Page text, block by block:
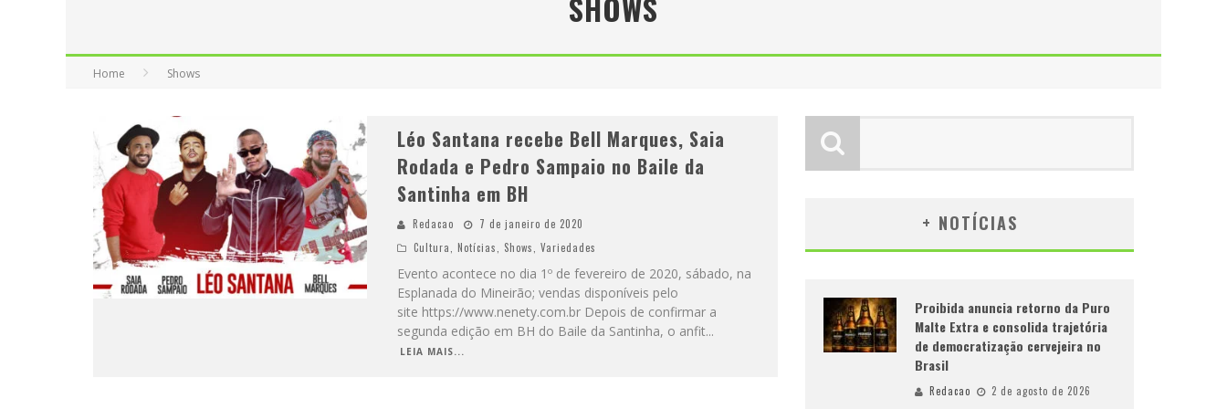
D
ESIGNER MINEIRA LANÇA JOGO EDUCATIVO SOBRE COLETA SELETIVA NA MAIOR FEIRA DE JOGOS DE TABULEIRO DA AMÉRICA LATINA
P
ROIBIDA ANUNCIA RETORNO DA PURO MALTE EXTRA E CONSOLIDA TRAJETÓRIA DE DEMOCRATIZAÇÃO CERVEJEIRA NO BRASIL
SHOWS
Home Shows
Léo Santana recebe Bell Marques, Saia
Rodada e Pedro Sampaio no Baile da
Santinha em BH
Redacao
7 de janeiro de 2020
Cultura
Notícias Shows Variedades
Evento acontece no dia 1º de fevereiro de 2020, sábado, na
Esplanada do Mineirão; vendas disponíveis pelo
site https://www.nenety.com.br Depois de confirmar a
segunda edição em BH do Baile da Santinha, o anfit...
LEIA MAIS...
+ NOTÍCIAS
Proibida anuncia retorno da Puro
Malte Extra e consolida trajetória
de democratização cervejeira no
Brasil
Redacao 2 de agosto de 2026